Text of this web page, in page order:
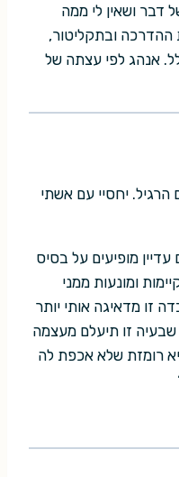
דבר ושאין לי ממה
ההדרכה ובתקליטור,
אנהג לפי עצתה של
הרגיל. יחסיי עם אשתי
מופיעים על בסיס
ומונעות ממני
זו מדאיגה אותי יותר
זו תיעלם מעצמה
רומזת שלא אכפת לה